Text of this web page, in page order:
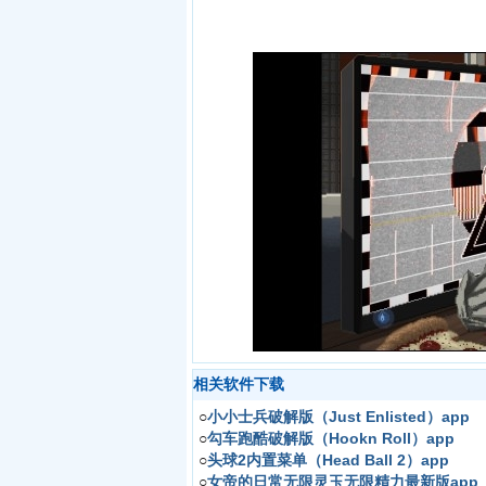
相关软件下载
○小小士兵破解版（Just Enlisted）app
○勾车跑酷破解版（Hookn Roll）app
○头球2内置菜单（Head Ball 2）app
○女帝的日常无限灵玉无限精力最新版app